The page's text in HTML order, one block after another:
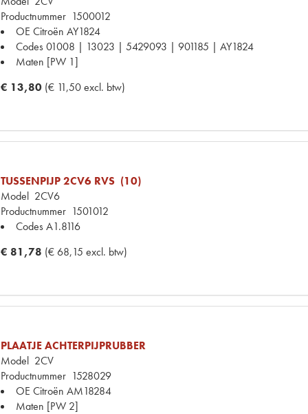
Productnummer 1500012
OE Citroën AY1824
Codes01008 | 13023 | 5429093 | 901185 | AY1824
Maten [PW 1]
€ 13,80 (€ 11,50 excl. btw)
TUSSENPIJP 2CV6 RVS (10)
Model 2CV6
Productnummer 1501012
CodesA1.8116
€ 81,78 (€ 68,15 excl. btw)
PLAATJE ACHTERPIJPRUBBER
Model 2CV
Productnummer 1528029
OE Citroën AM18284
Maten [PW 2]